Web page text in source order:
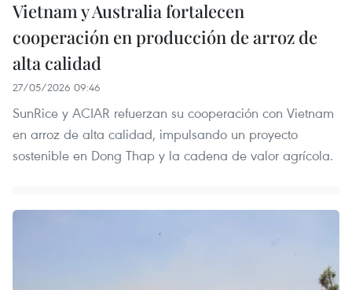
Vietnam y Australia fortalecen
cooperación en producción de arroz de
alta calidad
27/05/2026 09:46
SunRice y ACIAR refuerzan su cooperación con Vietnam
en arroz de alta calidad, impulsando un proyecto
sostenible en Dong Thap y la cadena de valor agrícola.